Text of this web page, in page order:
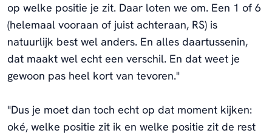
op welke positie je zit. Daar loten we om. Een 1 of 6
(helemaal vooraan of juist achteraan, RS) is
natuurlijk best wel anders. En alles daartussenin,
dat maakt wel echt een verschil. En dat weet je
gewoon pas heel kort van tevoren."
"Dus je moet dan toch echt op dat moment kijken:
oké, welke positie zit ik en welke positie zit de rest